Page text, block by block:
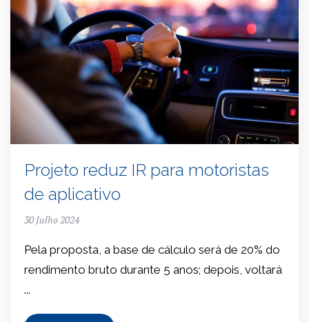
Projeto reduz IR para motoristas
de aplicativo
30 Julho 2024
Pela proposta, a base de cálculo será de 20% do
rendimento bruto durante 5 anos; depois, voltará
...